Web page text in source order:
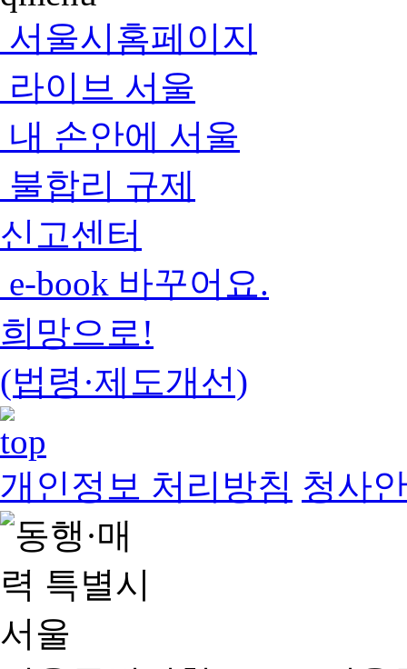
서울시홈페이지
라이브 서울
내 손안에 서울
불합리 규제
신고센터
e-book 바꾸어요.
희망으로!
(법령·제도개선)
개인정보 처리방침 청사